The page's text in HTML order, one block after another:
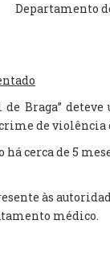
Departamento
Braga”
de violência
cerca de 5
às
médico.